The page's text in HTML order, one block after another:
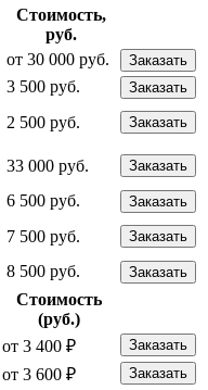
Стоимость,
руб.
от 30 000 руб. Заказать
3 500 руб. Заказать
2 500 руб. Заказать
33 000 руб. Заказать
6 500 руб. Заказать
7 500 руб. Заказать
8 500 руб. Заказать
Стоимость
(руб.)
от 3 400 ₽ Заказать
от 3 600 ₽ Заказать